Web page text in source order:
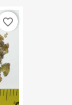
favorite_border